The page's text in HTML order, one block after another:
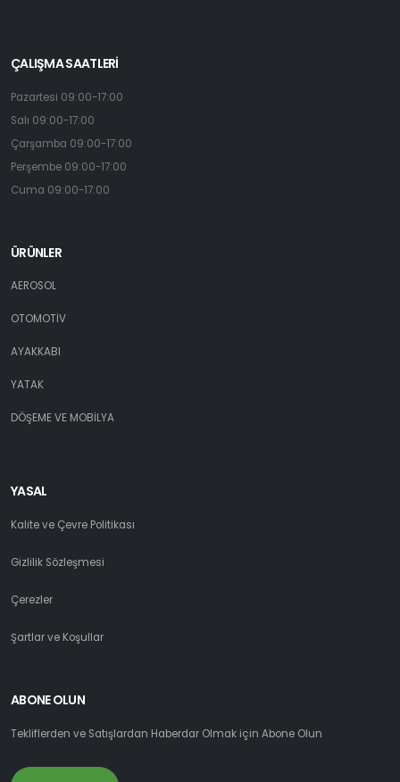
ÇALIŞMA SAATLERİ
Pazartesi 09:00-17:00
Salı 09:00-17:00
Çarşamba 09:00-17:00
Perşembe 09:00-17:00
Cuma 09:00-17:00
ÜRÜNLER
AEROSOL
OTOMOTİV
AYAKKABI
YATAK
DÖŞEME VE MOBİLYA
YASAL
Kalite ve Çevre Politikası
Gizlilik Sözleşmesi
Çerezler
Şartlar ve Koşullar
ABONE OLUN
Tekliflerden ve Satışlardan Haberdar Olmak için Abone Olun